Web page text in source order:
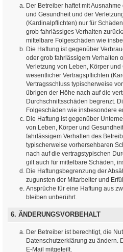
Der Betreiber haftet mit
und Gesundheit und der
(Kardinalpflichten) nur für
grob fahrlässiges Verhalten
mittelbare Folgeschäden wie
Die Haftung ist gegenüber
oder grob fahrlässigem Verhalten
Verletzung von Leben, Körper
wesentlicher Vertragspflichten
Vertragsschluss typischerweise
übrigen der Höhe nach auf die
Durchschnittsschäden begrenzt.
Folgeschäden wie insbesondere
Die Haftung ist gegenüber
von Leben, Körper und
fahrlässigem Verhalten des
typischerweise vorhersehbaren
nach auf die vertragstypischen
gilt auch für mittelbare Schäden,
Die Haftungsbegrenzung der
zugunsten der Mitarbeiter und
Ansprüche für eine Haftung aus
bleiben unberührt.
6. ÄNDERUNGSVORBEHALT
Der Betreiber ist berechtigt, die
Datenschutzerklärung zu ändern.
E-Mail mitgeteilt.